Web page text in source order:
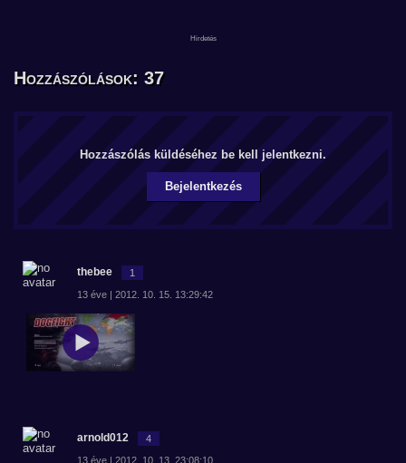
Hozzászólások: 37
Hozzászólás küldéséhez be kell jelentkezni.
Bejelentkezés
thebee 1
13 éve | 2012. 10. 15. 13:29:42
arnold012 4
13 éve | 2012. 10. 13. 23:08:10